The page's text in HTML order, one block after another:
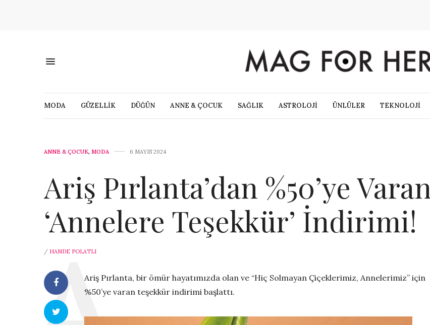
MODA GÜZELLİK DÜĞÜN ANNE & ÇOCUK SAĞLIK ASTROLOJİ ÜNLÜLER TEKNOLOJİ
ANNE & ÇOCUK, MODA 6 MAYIS 2024
Ariş Pırlanta’dan %50’ye Varan
‘Annelere Teşekkür’ İndirimi!
/ HANDE POLATLI
Ariş Pırlanta, bir ömür hayatımızda olan ve “Hiç Solmayan Çiçeklerimiz, Annelerimiz” için
%50’ye varan teşekkür indirimi başlattı.